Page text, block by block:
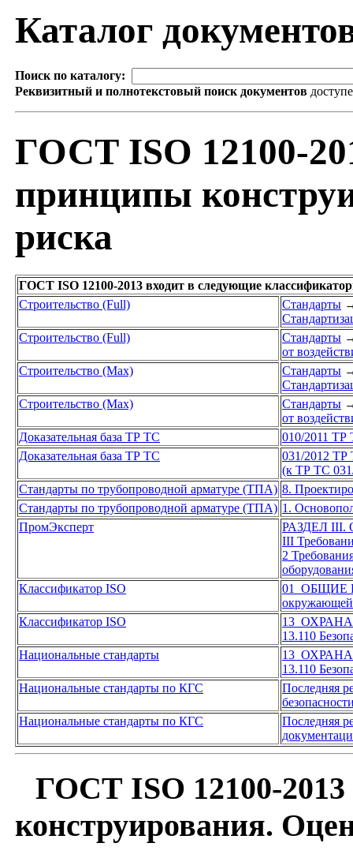
Каталог
Поиск по каталогу:
Реквизитный и полнотекстовый поиск документов
ГОСТ ISO 12100-
принципы
риска
ГОСТ ISO 12100-2013 входит в следующие
Строительство (Full)
Стандарты
Строительство (Full)
Стандарты
от
Строительство (Max)
Стандарты
Строительство (Max)
Стандарты
от
Доказательная база ТР ТС
010/2011 ТР
Доказательная база ТР ТС
031/2012 ТР
(к ТР ТС
Стандарты по трубопроводной арматуре (ТПА) 8.
Стандарты по трубопроводной арматуре (ТПА) 1.
ПромЭксперт
РАЗДЕЛ
III
2
Классификатор ISO
01 ОБЩИЕ
окружающей
Классификатор ISO
13
13.110
Национальные стандарты
13
13.110
Национальные стандарты по КГС
Последняя
Национальные стандарты по КГС
Последняя
ГОСТ ISO 12100-
конструирования.